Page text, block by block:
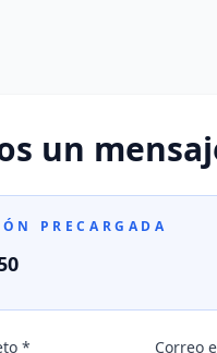
un
PRECARGADA
* Correo